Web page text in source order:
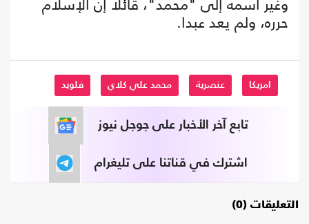
حرره، ولم يعد عبدا.
امريكا عنصرية محمد علي كلاي فلويد
تابع آخر الأخبار على جوجل نيوز
اشترك في قناتنا على تليغرام
التعليقات (0)